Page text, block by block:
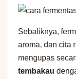
Sebaliknya,
aroma, dan cita
mengupas
tembakau